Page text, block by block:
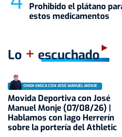
Prohibido el plátano
estos medicamentos
Lo + escuchado
ONDA VASCA CON JOSÉ MANUEL MONJE
Movida Deportiva con José
Manuel Monje (07/08/26) |
Hablamos con Iago Herrerín
sobre la portería del Athletic